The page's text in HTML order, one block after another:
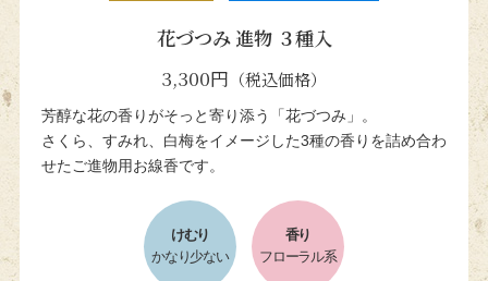
花づつみ 進物 ３種入
3,300円 （税込価格）
芳醇な花の香りがそっと寄り添う「花づつみ」。
さくら、すみれ、白梅をイメージした3種の香りを詰め合わ
せたご進物用お線香です。
けむり
かなり少ない
香り
フローラル系